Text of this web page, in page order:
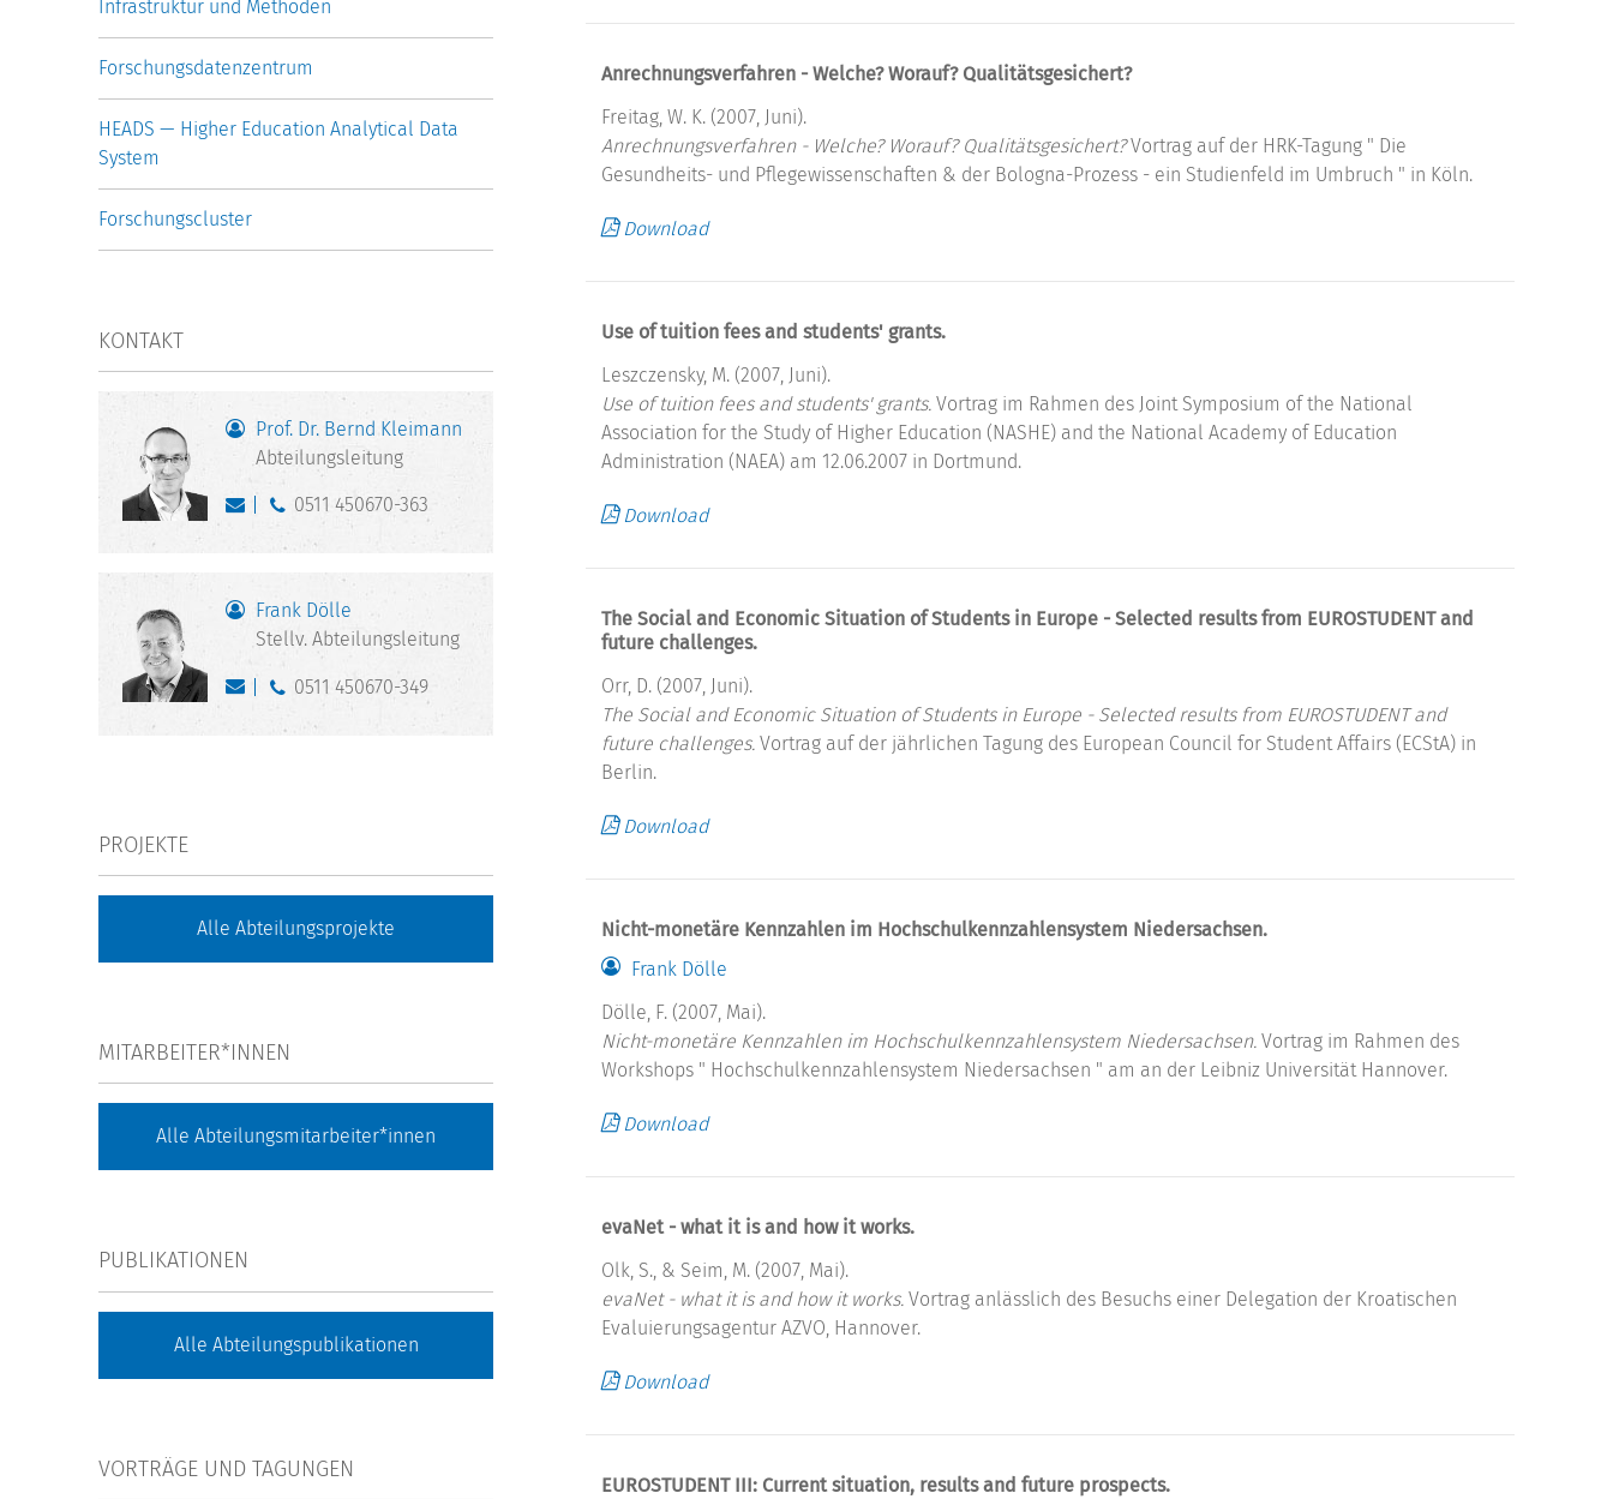
Anrechnungsverfahren - Welche? Worauf? Qualitätsgesichert?
Freitag, W. K. (2007, Juni).
Anrechnungsverfahren - Welche? Worauf? Qualitätsgesichert?Vortrag auf der HRK-Tagung " Die
Gesundheits- und Pflegewissenschaften & der Bologna-Prozess - ein Studienfeld im Umbruch " in Köln.
Download
Use of tuition fees and students' grants.
Leszczensky, M. (2007, Juni).
Use of tuition fees and students' grants. Vortrag im Rahmen des Joint Symposium of the National
Association for the Study of Higher Education (NASHE) and the National Academy of Education
Administration (NAEA) am 12.06.2007 in Dortmund.
Download
The Social and Economic Situation of Students in Europe - Selected results from EUROSTUDENT and
future challenges.
Orr, D. (2007, Juni).
The Social and Economic Situation of Students in Europe - Selected results from EUROSTUDENT and
future challenges. Vortrag auf der jährlichen Tagung des European Council for Student Affairs (ECStA) in
Berlin.
Download
Nicht-monetäre Kennzahlen im Hochschulkennzahlensystem Niedersachsen.
Frank Dölle
Dölle, F. (2007, Mai).
Nicht-monetäre Kennzahlen im Hochschulkennzahlensystem Niedersachsen. Vortrag im Rahmen des
Workshops " Hochschulkennzahlensystem Niedersachsen " am an der Leibniz Universität Hannover.
Download
evaNet - what it is and how it works.
Olk, S., & Seim, M. (2007, Mai).
evaNet - what it is and how it works. Vortrag anlässlich des Besuchs einer Delegation der Kroatischen
Evaluierungsagentur AZVO, Hannover.
Download
EUROSTUDENT III: Current situation, results and future prospects.
Infrastruktur und Methoden
Forschungsdatenzentrum
HEADS — Higher Education Analytical Data
System
Forschungscluster
KONTAKT
Prof. Dr. Bernd Kleimann
Abteilungsleitung
0511 450670-363
Frank Dölle
Stellv. Abteilungsleitung
0511 450670-349
PROJEKTE
Alle Abteilungsprojekte
MITARBEITER*INNEN
Alle Abteilungsmitarbeiter*innen
PUBLIKATIONEN
Alle Abteilungspublikationen
VORTRÄGE UND TAGUNGEN